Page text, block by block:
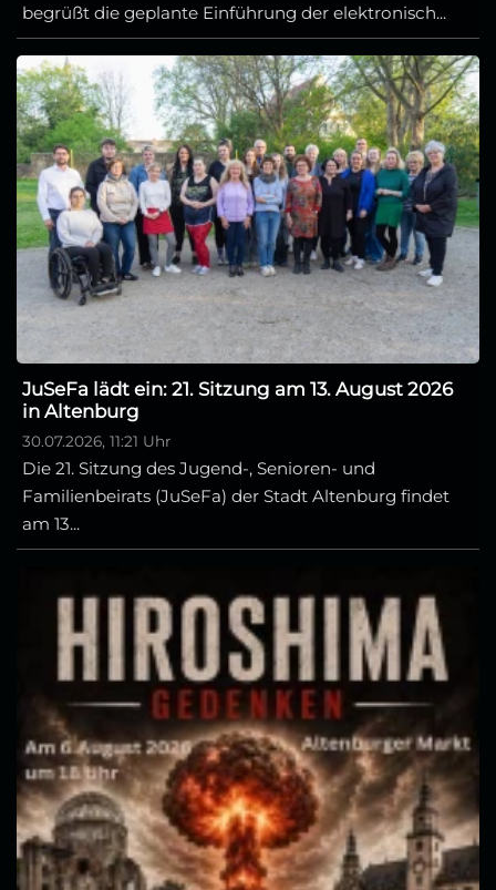
begrüßt die geplante Einführung der elektronisch...
JuSeFa lädt ein: 21. Sitzung am 13. August 2026
in Altenburg
30.07.2026, 11:21 Uhr
Die 21. Sitzung des Jugend-, Senioren- und
Familienbeirats (JuSeFa) der Stadt Altenburg findet
am 13...